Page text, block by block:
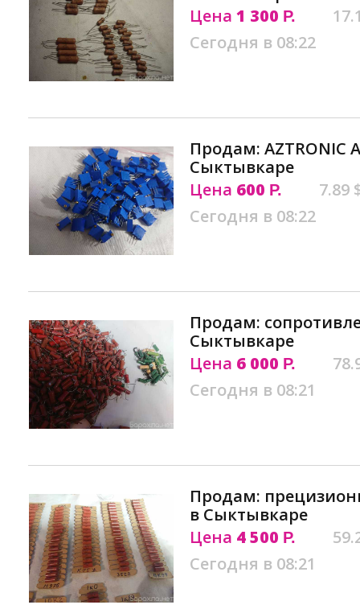
Цена 1 300 Р.
Сегодня в 08:22
Продам: AZTRONIC
Сыктывкаре
Цена 600 Р.
7.89
Сегодня в 08:22
Продам:
Сыктывкаре
Цена 6 000 Р.
Сегодня в 08:21
Продам:
в Сыктывкаре
Цена 4 500 Р.
Сегодня в 08:21